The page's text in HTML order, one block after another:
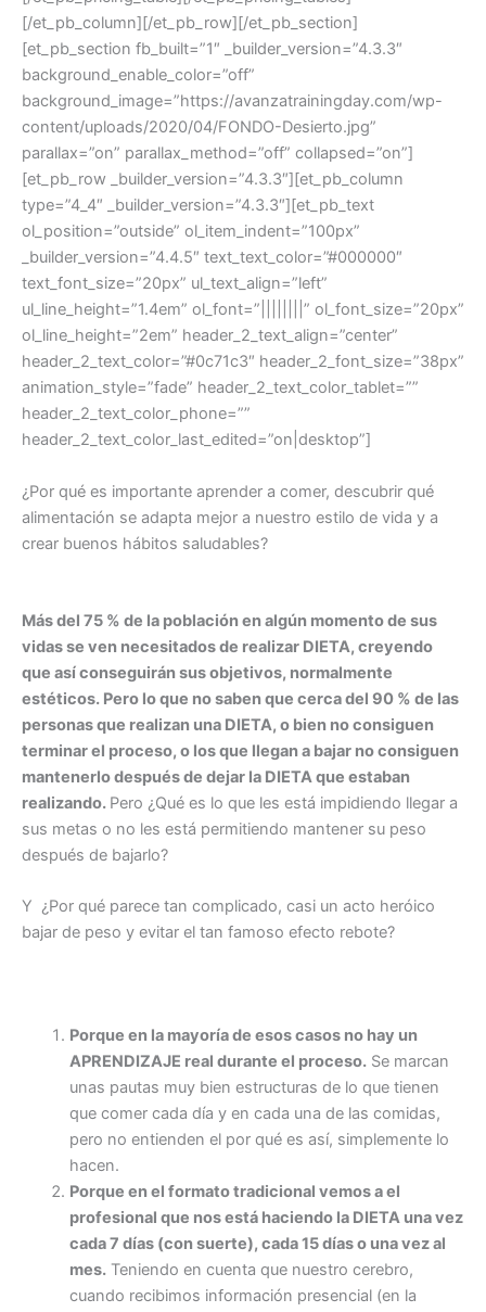
[/et_pb_column][/et_pb_row][/et_pb_section]
[et_pb_section fb_built=”1″ _builder_version=”4.3.3″
background_enable_color=”off”
background_image=”https://avanzatrainingday.com/wp-
content/uploads/2020/04/FONDO-Desierto.jpg”
parallax=”on” parallax_method=”off” collapsed=”on”]
[et_pb_row _builder_version=”4.3.3″][et_pb_column
type=”4_4″ _builder_version=”4.3.3″][et_pb_text
ol_position=”outside” ol_item_indent=”100px”
_builder_version=”4.4.5″ text_text_color=”#000000″
text_font_size=”20px” ul_text_align=”left”
ul_line_height=”1.4em” ol_font=”||||||||” ol_font_size=”20px”
ol_line_height=”2em” header_2_text_align=”center”
header_2_text_color=”#0c71c3″ header_2_font_size=”38px”
animation_style=”fade” header_2_text_color_tablet=””
header_2_text_color_phone=””
header_2_text_color_last_edited=”on|desktop”]
¿Por qué es importante aprender a comer, descubrir qué
alimentación se adapta mejor a nuestro estilo de vida y a
crear buenos hábitos saludables?
Más del 75 % de la población en algún momento de sus
vidas se ven necesitados de realizar DIETA, creyendo
que así conseguirán sus objetivos, normalmente
estéticos. Pero lo que no saben que cerca del 90 % de las
personas que realizan una DIETA, o bien no consiguen
terminar el proceso, o los que llegan a bajar no consiguen
mantenerlo después de dejar la DIETA que estaban
realizando. Pero ¿Qué es lo que les está impidiendo llegar a
sus metas o no les está permitiendo mantener su peso
después de bajarlo?
Y ¿Por qué parece tan complicado, casi un acto heróico
bajar de peso y evitar el tan famoso efecto rebote?
Porque en la mayoría de esos casos no hay un
APRENDIZAJE real durante el proceso.Se marcan
unas pautas muy bien estructuras de lo que tienen
que comer cada día y en cada una de las comidas,
pero no entienden el por qué es así, simplemente lo
hacen.
Porque en el formato tradicional vemos a el
profesional que nos está haciendo la DIETA una vez
cada 7 días (con suerte), cada 15 días o una vez al
mes.Teniendo en cuenta que nuestro cerebro,
cuando recibimos información presencial (en la